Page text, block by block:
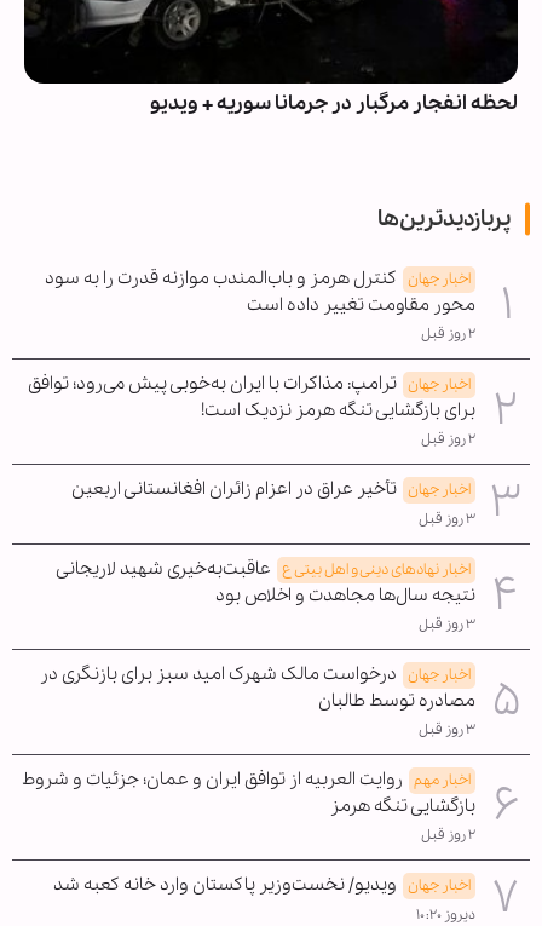
انفجار مرگبار در جرمانا سوریه + ویدیو
پربازدیدترین‌ها
اخبار جهان کنترل هرمز و باب‌المندب موازنه قدرت را به سود
محور مقاومت تغییر داده است
۲ روز قبل
اخبار جهان ترامپ: مذاکرات با ایران به‌خوبی پیش می‌رود؛ توافق
برای بازگشایی تنگه هرمز نزدیک است!
۲ روز قبل
اخبار جهان تأخیر عراق در اعزام زائران افغانستانی اربعین
۳ روز قبل
اخبار نهادهای دینی و اهل بیتی ع عاقبت‌به‌خیری شهید لاریجانی
نتیجه سال‌ها مجاهدت و اخلاص بود
۳ روز قبل
اخبار جهان درخواست مالک شهرک امید سبز برای بازنگری در
مصادره توسط طالبان
۳ روز قبل
اخبار مهم روایت العربیه از توافق ایران و عمان؛ جزئیات و شروط
بازگشایی تنگه هرمز
۲ روز قبل
اخبار جهان ویدیو/ نخست‌وزیر پاکستان وارد خانه کعبه شد
دیروز ۱۰:۲۰